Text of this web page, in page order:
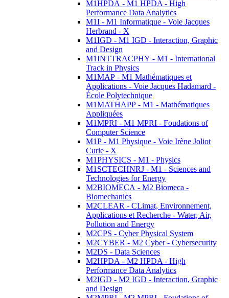
M1HPDA - M1 HPDA - High
Performance Data Analytics
M1I - M1 Informatique - Voie Jacques
Herbrand - X
M1IGD - M1 IGD - Interaction, Graphic
and Design
M1INTTRACPHY - M1 - International
Track in Physics
M1MAP - M1 Mathématiques et
Applications - Voie Jacques Hadamard -
École Polytechnique
M1MATHAPP - M1 - Mathématiques
Appliquées
M1MPRI - M1 MPRI - Foudations of
Computer Science
M1P - M1 Physique - Voie Irène Joliot
Curie - X
M1PHYSICS - M1 - Physics
M1SCTECHNRJ - M1 - Sciences and
Technologies for Energy
M2BIOMECA - M2 Biomeca -
Biomechanics
M2CLEAR - CLimat, Environnement,
Applications et Recherche - Water, Air,
Pollution and Energy
M2CPS - Cyber Physical System
M2CYBER - M2 Cyber - Cybersecurity
M2DS - Data Sciences
M2HPDA - M2 HPDA - High
Performance Data Analytics
M2IGD - M2 IGD - Interaction, Graphic
and Design